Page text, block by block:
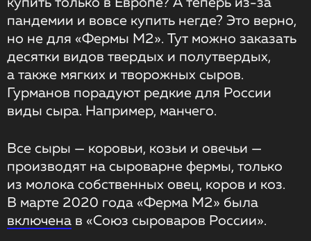
пандемии и вовсе купить негде? Это верно,
но не для «Фермы М2». Тут можно заказать
десятки видов твердых и полутвердых,
а также мягких и творожных сыров.
Гурманов порадуют редкие для России
виды сыра. Например, манчего.
Все сыры — коровьи, козьи и овечьи —
производят на сыроварне фермы, только
из молока собственных овец, коров и коз.
В марте 2020 года «Ферма М2» была
включена в «Союз сыроваров России».